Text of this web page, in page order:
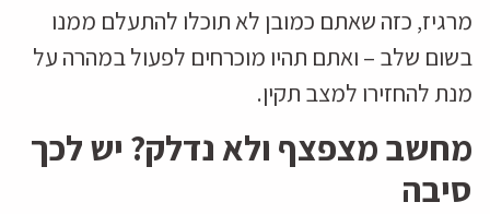
מרגיז, כזה שאתם כמובן לא תוכלו להתעלם ממנו
בשום שלב – ואתם תהיו מוכרחים לפעול במהרה על
מנת להחזירו למצב תקין.
מחשב מצפצף ולא נדלק? יש לכך
סיבה